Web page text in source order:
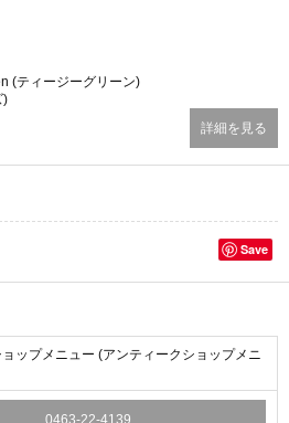
(ティージーグリーン)
)
詳細を見る
Save
ップメニュー (アンティークショップメニ
0463-22-4139